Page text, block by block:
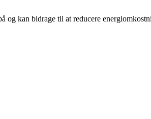
og kan bidrage til at reducere